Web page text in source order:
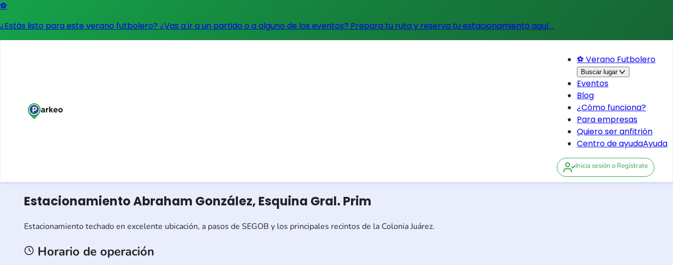
⚽
¿Estás listo para este verano futbolero? ¿Vas a ir a un partido o a alguno de los eventos? Prepara tu ruta y reserva tu estacionamiento aquí. .
⚽ Verano Futbolero
Buscar lugar
Eventos
Blog
¿Cómo funciona?
Para empresas
Quiero ser anfitrión
Centro de ayudaAyuda
Inicia sesión o Regístrate
Estacionamiento Abraham González, Esquina Gral. Prim
Estacionamiento techado en excelente ubicación, a pasos de SEGOB y los principales recintos de la Colonia Juárez.
Horario de operación